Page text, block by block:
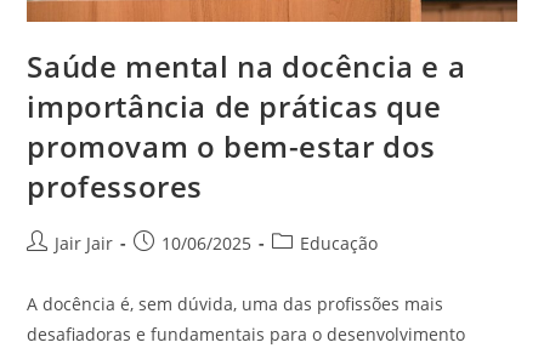
Saúde mental na docência e a
importância de práticas que
promovam o bem-estar dos
professores
Jair Jair 10/06/2025 Educação
A docência é, sem dúvida, uma das profissões mais
desafiadoras e fundamentais para o desenvolvimento